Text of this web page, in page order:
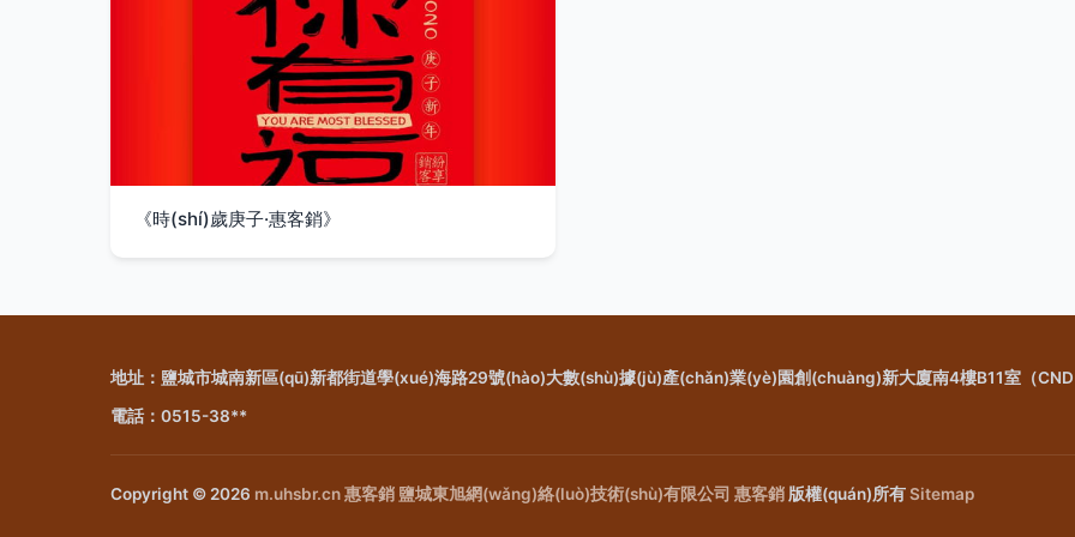
《時(shí)歲庚子·惠客銷》
地址：鹽城市城南新區(qū)新都街道學(xué)海路29號(hào)大數(shù)據(jù)產(chǎn)業(yè)園創(chuàng)新大廈南4樓B11室（
電話：0515-38**
Copyright © 2026 m.uhsbr.cn惠客銷 鹽城東旭網(wǎng)絡(luò)技術(shù)有限公司 惠客銷 版權(quán)所有Sitemap